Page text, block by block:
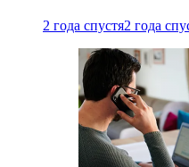
2 года спустя2 года